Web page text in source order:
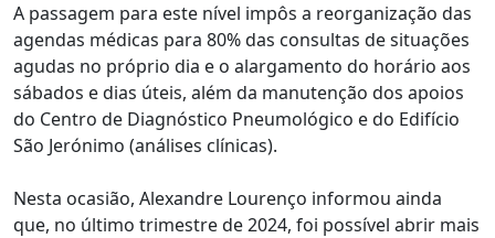
A passagem para este nível impôs a reorganização das
agendas médicas para 80% das consultas de situações
agudas no próprio dia e o alargamento do horário aos
sábados e dias úteis, além da manutenção dos apoios
do Centro de Diagnóstico Pneumológico e do Edifício
São Jerónimo (análises clínicas).
Nesta ocasião, Alexandre Lourenço informou ainda
que, no último trimestre de 2024, foi possível abrir mais